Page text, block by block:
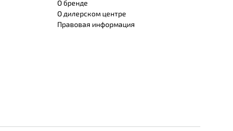
О бренде
О дилерском центре
Правовая информация